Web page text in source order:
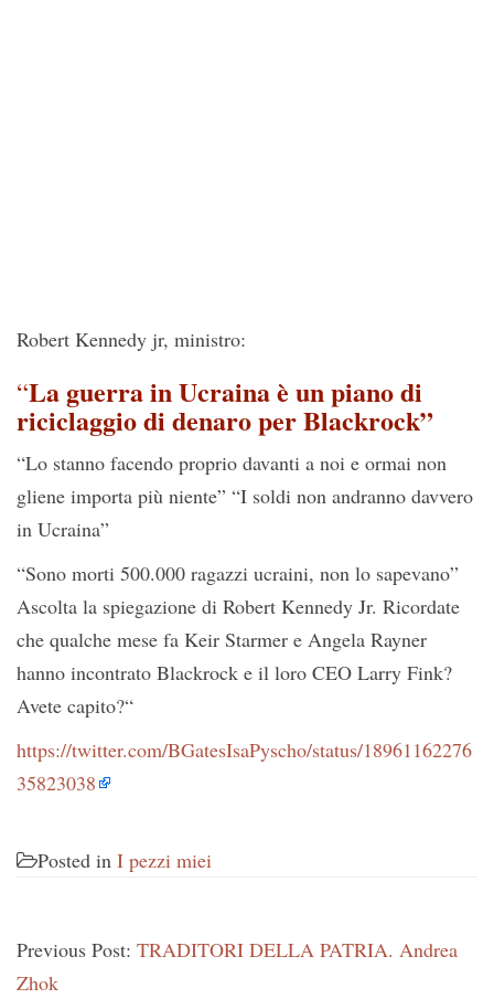
Robert Kennedy jr, ministro:
“La guerra in Ucraina è un piano di
riciclaggio di denaro per Blackrock”
“Lo stanno facendo proprio davanti a noi e ormai non
gliene importa più niente” “I soldi non andranno davvero
in Ucraina”
“Sono morti 500.000 ragazzi ucraini, non lo sapevano”
Ascolta la spiegazione di Robert Kennedy Jr. Ricordate
che qualche mese fa Keir Starmer e Angela Rayner
hanno incontrato Blackrock e il loro CEO Larry Fink?
Avete capito?“
https://twitter.com/BGatesIsaPyscho/status/18961162276
35823038
Posted in I pezzi miei
Previous Post: TRADITORI DELLA PATRIA. Andrea
Zhok